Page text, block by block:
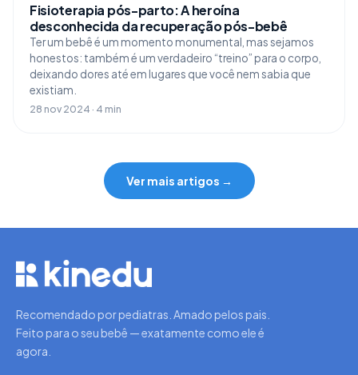
Fisioterapia pós-parto: A heroína
desconhecida da recuperação pós-bebê
Ter um bebê é um momento monumental, mas sejamos
honestos: também é um verdadeiro “treino” para o corpo,
deixando dores até em lugares que você nem sabia que
existiam.
28 nov 2024 · 4 min
Ver mais artigos →
Recomendado por pediatras. Amado pelos pais.
Feito para o seu bebê — exatamente como ele é
agora.